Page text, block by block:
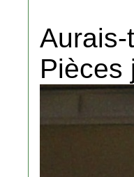
Pièces